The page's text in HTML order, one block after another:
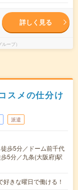
詳しく見る
ープ）
スメの仕分け
派遣
歩5分／ドーム前千代
5分／九条(大阪府)駅
きな曜日で働ける！